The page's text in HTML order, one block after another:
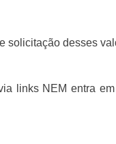
solicitação desses
links NEM entra